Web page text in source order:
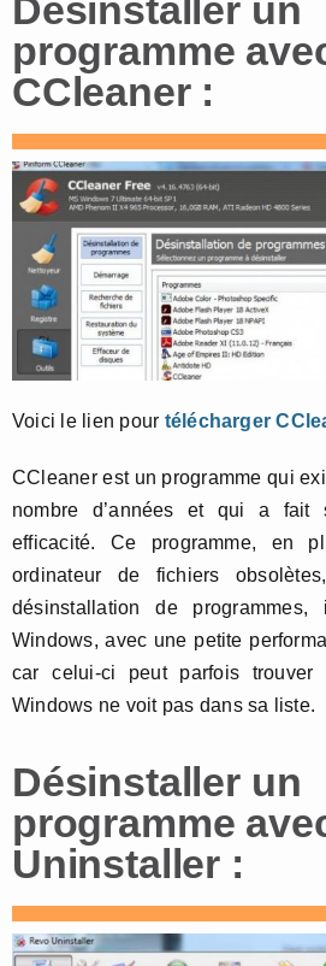
programme
CCleaner :
Voici le lien pour télécharger
CCleaner est un programme qui
nombre d’années et qui a fait
efficacité. Ce programme, en
ordinateur de fichiers
désinstallation de
Windows, avec une petite
car celui-ci peut parfois trouver
Windows ne voit pas dans sa liste.
Désinstaller un
programme
Uninstaller :